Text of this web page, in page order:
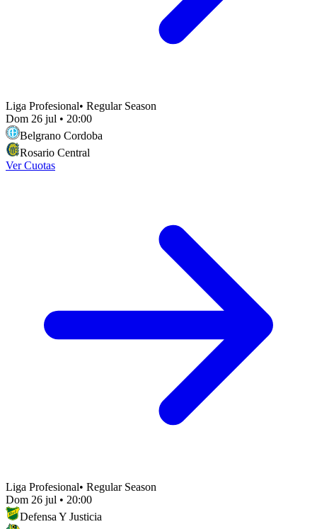
Liga Profesional• Regular Season
Dom 26 jul • 20:00
Belgrano Cordoba
Rosario Central
Ver Cuotas
Liga Profesional• Regular Season
Dom 26 jul • 20:00
Defensa Y Justicia